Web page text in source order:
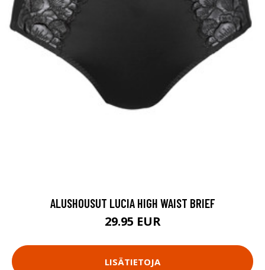
ALUSHOUSUT LUCIA HIGH WAIST BRIEF
29.95 EUR
LISÄTIETOJA